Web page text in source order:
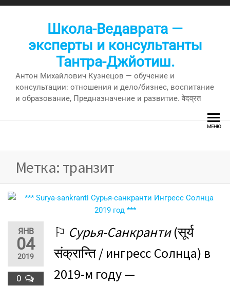
Перейти
Школа-Ведаврата —
эксперты и консультанты
Тантра-Джйотиш.
Антон Михайлович Кузнецов — обучение и
консультации: отношения и дело/бизнес, воспитание
и образование, Предназначение и развитие. वेदव्रत
МЕНЮ
Метка: транзит
ЯНВ
04
2019
0
⚐ Сурья-Санкранти(सूर्य
संक्रान्ति / ингресс Солнца) в
2019-м году —